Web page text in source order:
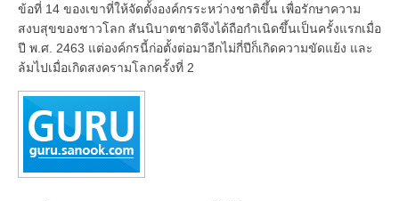
ข้อที่ 14 ของเขาที่ให้จัดตั้งองค์กรระหว่างชาติขึ้น เพื่อรักษาความ
สงบสุขของชาวโลก สันนิบาตชาติจึงได้ถือกำเนิดขึ้นเป็นครั้งแรกเมื่อ
ปี พ.ศ. 2463 แต่องค์กรนี้ก่อตั้งต่อมาอีกไม่กี่ปีก็เกิดความขัดแย้ง และ
ล้มไปเมื่อเกิดสงครามโลกครั้งที่ 2